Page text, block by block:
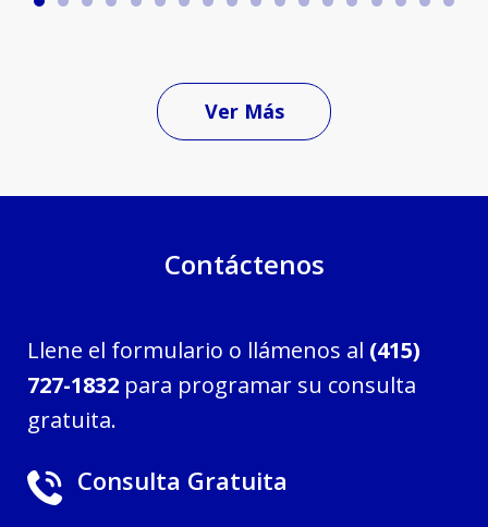
Ver Más
Contáctenos
Llene el formulario o llámenos al (415)
727-1832 para programar su consulta
gratuita.
Consulta Gratuita